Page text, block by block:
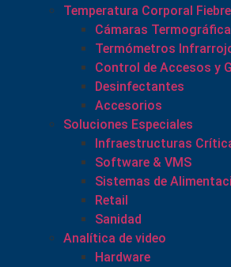
Temperatura Corporal Fiebre
Cámaras
Termómetros
Control de Accesos y
Desinfectantes
Accesorios
Soluciones Especiales
Infraestructuras
Software & VMS
Sistemas de
Retail
Sanidad
Analítica de video
Hardware